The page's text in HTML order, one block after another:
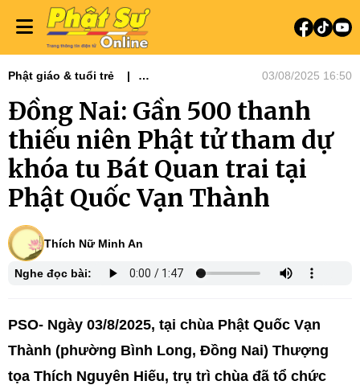
Phật giáo & tuổi trẻ
03/08/2025 16:50
Đồng Nai: Gần 500 thanh
thiếu niên Phật tử tham dự
khóa tu Bát Quan trai tại
Phật Quốc Vạn Thành
Thích Nữ Minh An
Nghe đọc bài:
PSO- Ngày 03/8/2025, tại chùa Phật Quốc Vạn
Thành (phường Bình Long, Đồng Nai) Thượng
tọa Thích Nguyên Hiếu, trụ trì chùa đã tổ chức